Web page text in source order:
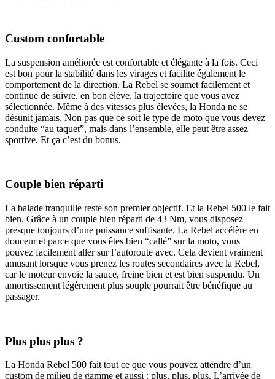
Custom confortable
La suspension améliorée est confortable et élégante à la fois. Ceci
est bon pour la stabilité dans les virages et facilite également le
comportement de la direction. La Rebel se soumet facilement et
continue de suivre, en bon élève, la trajectoire que vous avez
sélectionnée. Même à des vitesses plus élevées, la Honda ne se
désunit jamais. Non pas que ce soit le type de moto que vous devez
conduite “au taquet”, mais dans l’ensemble, elle peut être assez
sportive. Et ça c’est du bonus.
Couple bien réparti
La balade tranquille reste son premier objectif. Et la Rebel 500 le fait
bien. Grâce à un couple bien réparti de 43 Nm, vous disposez
presque toujours d’une puissance suffisante. La Rebel accélère en
douceur et parce que vous êtes bien “callé” sur la moto, vous
pouvez facilement aller sur l’autoroute avec. Cela devient vraiment
amusant lorsque vous prenez les routes secondaires avec la Rebel,
car le moteur envoie la sauce, freine bien et est bien suspendu. Un
amortissement légèrement plus souple pourrait être bénéfique au
passager.
Plus plus plus ?
La Honda Rebel 500 fait tout ce que vous pouvez attendre d’un
custom de milieu de gamme et aussi : plus, plus, plus. L’arrivée de